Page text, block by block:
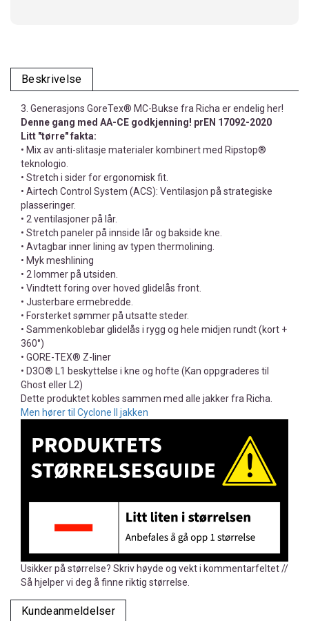
Beskrivelse
3. Generasjons GoreTex® MC-Bukse fra Richa er endelig her!
Denne gang med AA-CE godkjenning! prEN 17092-2020
Litt "tørre" fakta:
• Mix av anti-slitasje materialer kombinert med Ripstop®
teknologio.
• Stretch i sider for ergonomisk fit.
• Airtech Control System (ACS): Ventilasjon på strategiske
plasseringer.
• 2 ventilasjoner på lår.
• Stretch paneler på innside lår og bakside kne.
• Avtagbar inner lining av typen thermolining.
• Myk meshlining
• 2 lommer på utsiden.
• Vindtett foring over hoved glidelås front.
• Justerbare ermebredde.
• Forsterket sømmer på utsatte steder.
• Sammenkoblebar glidelås i rygg og hele midjen rundt (kort +
360°)
• GORE-TEX® Z-liner
• D3O® L1 beskyttelse i kne og hofte (Kan oppgraderes til
Ghost eller L2)
Dette produktet kobles sammen med alle jakker fra Richa.
Men hører til Cyclone II jakken
Usikker på størrelse? Skriv høyde og vekt i kommentarfeltet //
Så hjelper vi deg å finne riktig størrelse.
Kundeanmeldelser